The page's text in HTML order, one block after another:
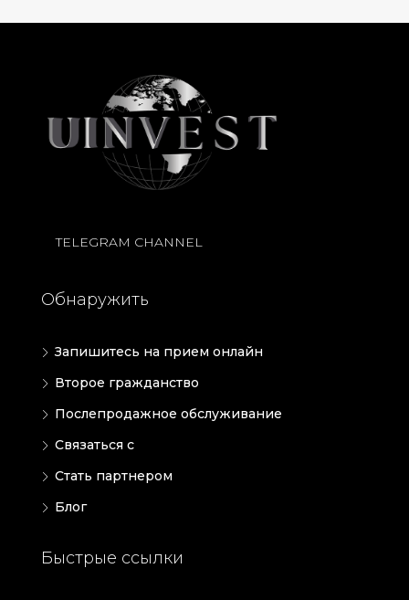
TELEGRAM CHANNEL
Обнаружить
Запишитесь на прием онлайн
Второе гражданство
Послепродажное обслуживание
Связаться с
Стать партнером
Блог
Быстрые ссылки